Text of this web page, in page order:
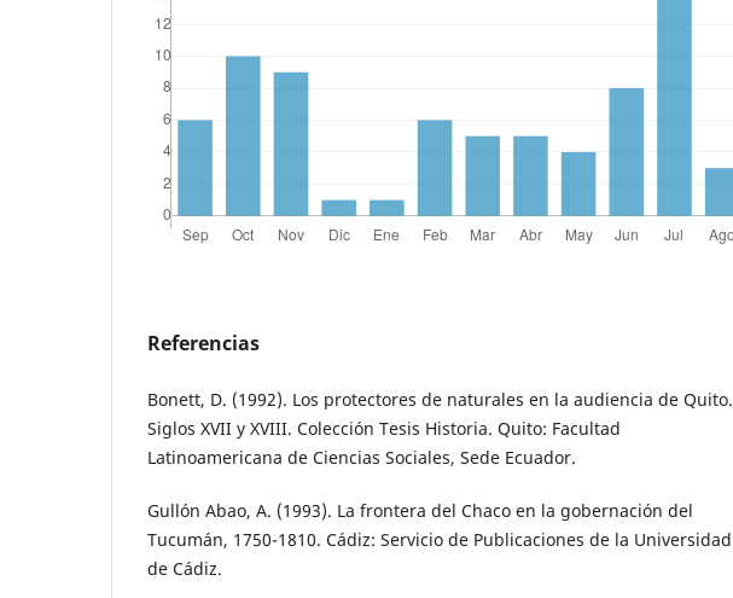
Referencias
Bonett, D. (1992). Los protectores de naturales en la audiencia de Quito.
Siglos XVII y XVIII. Colección Tesis Historia. Quito: Facultad
Latinoamericana de Ciencias Sociales, Sede Ecuador.
Gullón Abao, A. (1993). La frontera del Chaco en la gobernación del
Tucumán, 1750-1810. Cádiz: Servicio de Publicaciones de la Universidad
de Cádiz.